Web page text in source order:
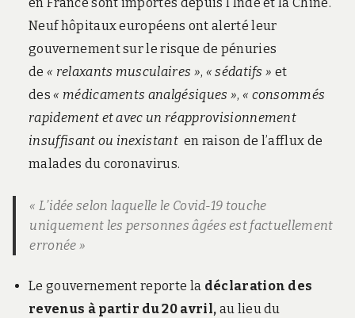
Neuf hôpitaux européens ont alerté leur
gouvernement sur le risque de pénuries
de « relaxants musculaires », « sédatifs » et
des« médicaments analgésiques », « consommés
rapidement et avec un réapprovisionnement
insuffisant ou inexistant en raison de l’afflux de
malades du coronavirus.
« L’idée selon laquelle le Covid-19 touche
uniquement les personnes âgées est factuellement
erronée »
Le gouvernement reporte la déclaration des
revenus à partir du 20 avril, au lieu du